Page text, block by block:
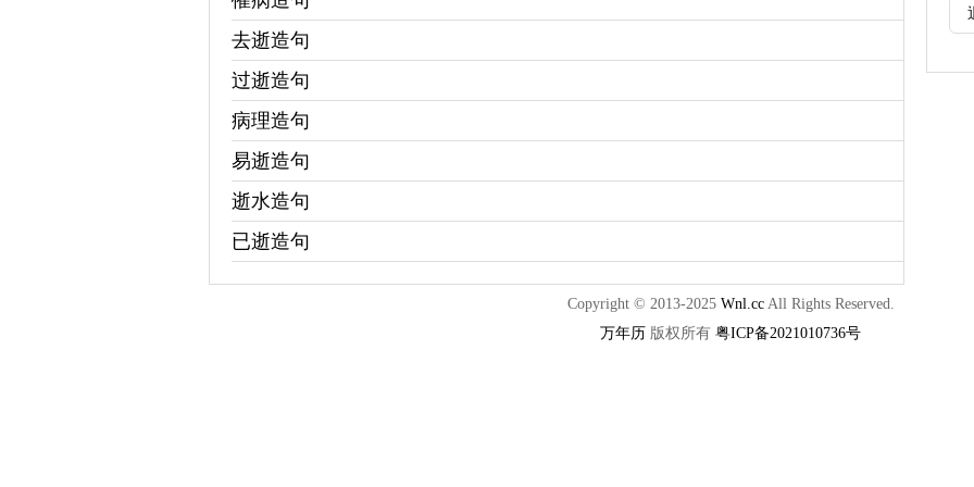
去逝造句
过逝造句
病理造句
易逝造句
逝水造句
已逝造句
Copyright © 2013-2025 Wnl.ccAll Rights Reserved.
万年历 版权所有 粤ICP备2021010736号